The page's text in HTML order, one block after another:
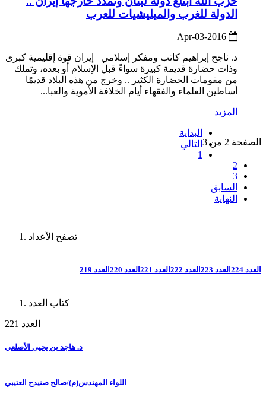
الدولة للغرب والميليشيات للعرب
د. ناجح إبراهيم كاتب ومفكر إسلامي إيران قوة إقليمية كبرى
وذات حضارة قديمة كبيرة سواءً قبل الإسلام أو بعده، وتملك
من مقومات الحضارة الكثير .. وخرج من هذه البلاد قديمًا
أساطين العلماء والفقهاء أيام الخلافة الأموية والعبا...
المزيد
الصفحة 2 من 3
البداية
التالي
1
2
3
السابق
النهاية
تصفح الأعداد
العدد 224 العدد 223 العدد 222 العدد 221 العدد 220 العدد 219
كتاب العدد
العدد 221
د. هاجد بن يحيى الأصلعي
اللواء المهندس(م)/صالح صنيدح العتيبي